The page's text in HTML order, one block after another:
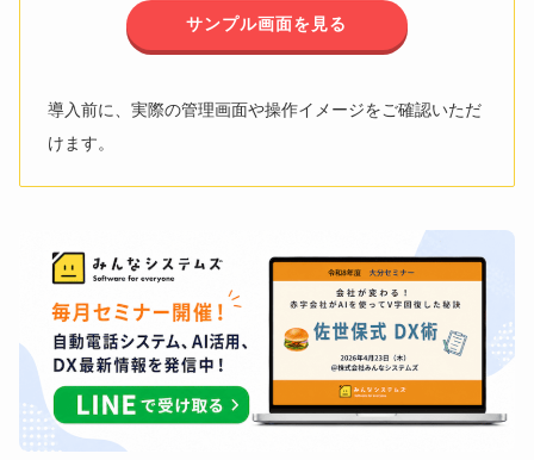
サンプル画面を見る
導入前に、実際の管理画面や操作イメージをご確認いただ
けます。